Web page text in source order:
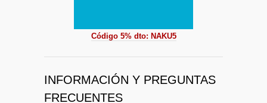
Código 5% dto: NAKU5
INFORMACIÓN Y PREGUNTAS
FRECUENTES